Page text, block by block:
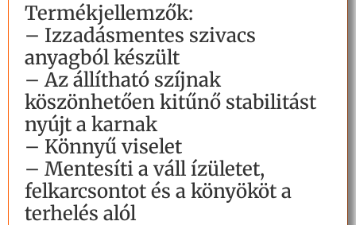
Termékjellemzők:
– Izzadásmentes szivacs
anyagból készült
– Az állítható szíjnak
köszönhetően kitűnő stabilitást
nyújt a karnak
– Könnyű viselet
– Mentesíti a váll ízületet,
felkarcsontot és a könyököt a
terhelés alól